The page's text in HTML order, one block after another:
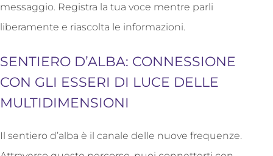
messaggio. Registra la tua voce mentre parli
liberamente e riascolta le informazioni.
SENTIERO D’ALBA: CONNESSIONE
CON GLI ESSERI DI LUCE DELLE
MULTIDIMENSIONI
Il sentiero d’alba è il canale delle nuove frequenze.